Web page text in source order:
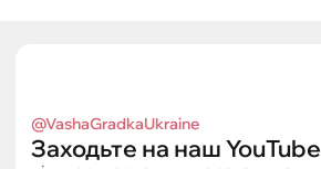
@VashaGradkaUkraine
Заходьте на наш YouTube